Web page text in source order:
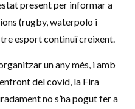
present per informar a
(rugby, waterpolo i
esport continuï creixent.
un any més, i amb
del covid, la Fira
no s’ha pogut fer a